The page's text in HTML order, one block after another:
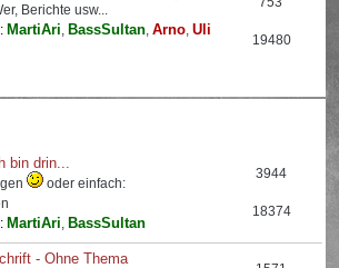
Berichte usw...
MartiAri, BassSultan,Arno,Uli
19480
bin drin...
oder einfach:
MartiAri, BassSultan
3944
18374
- Ohne Thema